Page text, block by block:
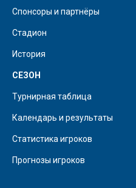
Спонсоры и партнёры
Стадион
История
СЕЗОН
Турнирная таблица
Календарь и результаты
Статистика игроков
Прогнозы игроков